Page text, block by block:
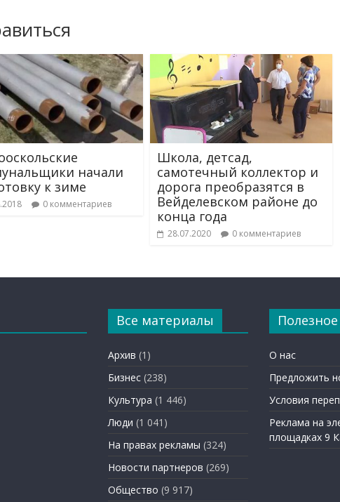
начали
к зиме
0 комментариев
Школа, детсад,
самотечный коллектор и
дорога преобразятся в
Вейделевском районе до
конца года
28.07.2020 0 комментариев
Все материалы
Архив (1)
Бизнес (238)
Культура (1 446)
Люди (1 041)
На правах рекламы (324)
Новости партнеров (269)
Общество (9 917)
Полезное
О нас
Предложить
Условия
Реклама на
площадках 9